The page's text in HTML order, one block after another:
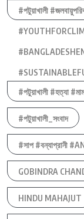
#পটুয়াখালী
#পটুয়াখালী #হত্যা
#পটুয়াখালী_সংবাদ
#সাপ #বন্যাপ্রানী
GOBINDRA
HINDU MAHAJUT